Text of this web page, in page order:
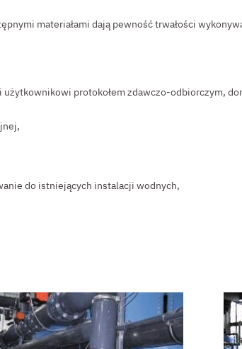
materiałami dają pewność trwałości
protokołem zdawczo-odbiorczym,
do istniejących instalacji wodnych,